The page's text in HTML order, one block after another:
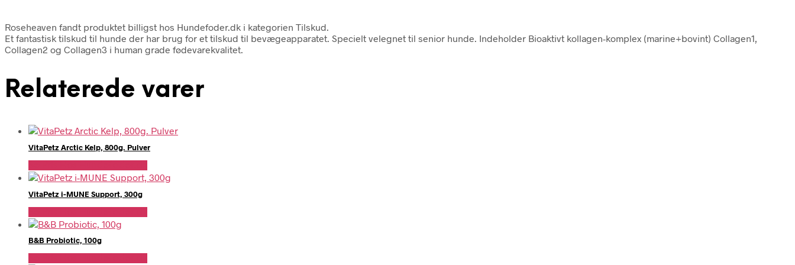
Roseheaven fandt produktet billigst hos Hundefoder.dk i kategorien Tilskud.
Et fantastisk tilskud til hunde der har brug for et tilskud til bevægeapparatet. Specielt velegnet til senior hunde. Indeholder Bioaktivt kollagen-komplex (marine+bovint) Collagen1,
Collagen2 og Collagen3 i human grade fødevarekvalitet.
Relaterede varer
VitaPetz Arctic Kelp, 800g. Pulver
VitaPetz i-MUNE Support, 300g
B&B Probiotic, 100g